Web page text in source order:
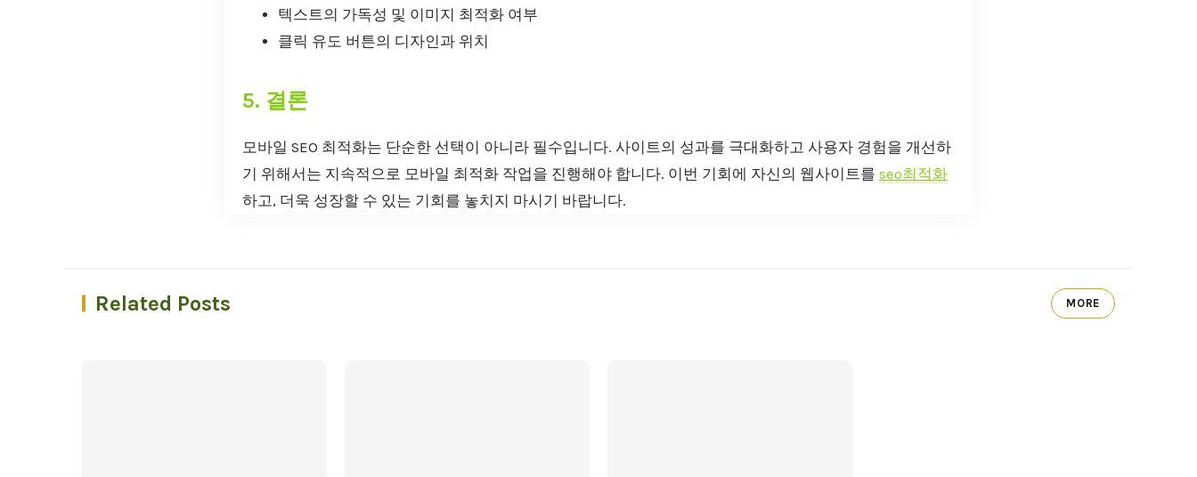
텍스트의 가독성 및 이미지 최적화 여부
클릭 유도 버튼의 디자인과 위치
5. 결론
모바일 SEO 최적화는 단순한 선택이 아니라 필수입니다. 사이트의 성과를 극대화하고 사용자 경험을 개선하
기 위해서는 지속적으로 모바일 최적화 작업을 진행해야 합니다. 이번 기회에 자신의 웹사이트를 seo최적화
하고, 더욱 성장할 수 있는 기회를 놓치지 마시기 바랍니다.
Related Posts MORE